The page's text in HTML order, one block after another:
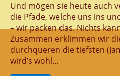
Und mögen sie heute auch
die Pfade, welche uns ins
– wir packen das. Nichts
Zusammen erklimmen wir
durchqueren die tiefsten
wird’s wohl…